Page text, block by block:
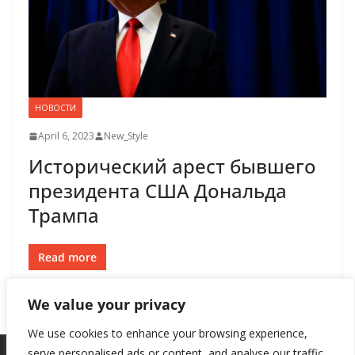
We value your privacy
We use cookies to enhance your browsing experience,
НОВОСТИ
April 6, 2023 New_Style
Исторический арест бывшего
президента США Дональда
Трампа
Read more